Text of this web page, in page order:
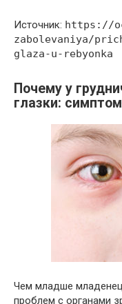
Источник: https://
zabolevaniya/
glaza-u-rebyonka
Почему у
глазки:
Чем младше
проблем с органами